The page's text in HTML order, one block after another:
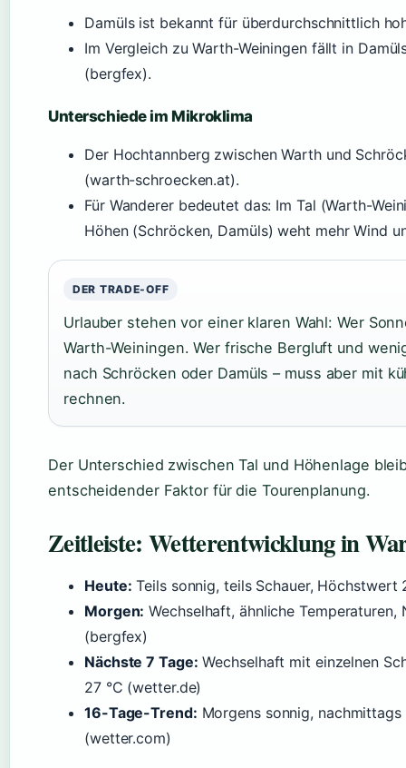
Damüls ist bekannt für überdurchschnittlich
Im Vergleich zu Warth-Weiningen fällt in
(bergfex).
Unterschiede im Mikroklima
Der Hochtannberg zwischen Warth und
(warth-schroecken.at).
Für Wanderer bedeutet das: Im Tal (Warth-
Höhen (Schröcken, Damüls) weht mehr Wind
DER TRADE-OFF
Urlauber stehen vor einer klaren Wahl: Wer
Warth-Weiningen. Wer frische Bergluft und
nach Schröcken oder Damüls – muss aber mit
rechnen.
Der Unterschied zwischen Tal und Höhenlage
entscheidender Faktor für die Tourenplanung.
Zeitleiste: Wetterentwicklung in
Heute: Teils sonnig, teils Schauer, Höchstwert
Morgen: Wechselhaft, ähnliche
(bergfex)
Nächste 7 Tage: Wechselhaft mit einzelnen
27 °C (wetter.de)
16-Tage-Trend: Morgens sonnig,
(wetter.com)